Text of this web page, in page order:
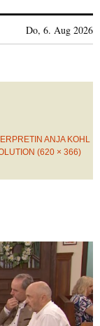
Do, 6. Aug 2026
ANJA KOHL
(620 × 366)